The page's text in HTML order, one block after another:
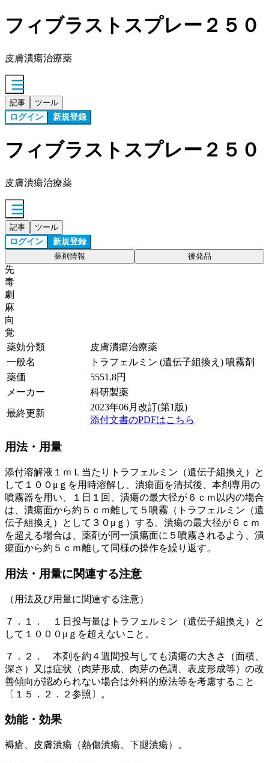
フィブラストスプレー２５０
皮膚潰瘍治療薬
記事 ツール
ログイン 新規登録
フィブラストスプレー２５０
皮膚潰瘍治療薬
記事 ツール
ログイン 新規登録
薬剤情報 後発品
先
毒
劇
麻
向
覚
薬効分類
皮膚潰瘍治療薬
一般名
トラフェルミン (遺伝子組換え) 噴霧剤
薬価
5551.8円
メーカー
科研製薬
最終更新
2023年06月改訂(第1版)
添付文書のPDFはこちら
用法・用量
添付溶解液１ｍＬ当たりトラフェルミン（遺伝子組換え）と
して１００μｇを用時溶解し、潰瘍面を清拭後、本剤専用の
噴霧器を用い、１日１回、潰瘍の最大径が６ｃｍ以内の場合
は、潰瘍面から約５ｃｍ離して５噴霧（トラフェルミン（遺
伝子組換え）として３０μｇ）する。潰瘍の最大径が６ｃｍ
を超える場合は、薬剤が同一潰瘍面に５噴霧されるよう、潰
瘍面から約５ｃｍ離して同様の操作を繰り返す。
用法・用量に関連する注意
（用法及び用量に関連する注意）
７．１． １日投与量はトラフェルミン（遺伝子組換え）と
して１０００μｇを超えないこと。
７．２． 本剤を約４週間投与しても潰瘍の大きさ（面積、
深さ）又は症状（肉芽形成、肉芽の色調、表皮形成等）の改
善傾向が認められない場合は外科的療法等を考慮すること
〔１５．２．２参照〕。
効能・効果
褥瘡、皮膚潰瘍（熱傷潰瘍、下腿潰瘍）。